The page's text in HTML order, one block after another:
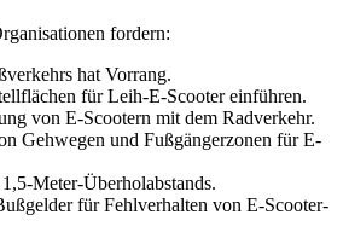
fordern:
hat Vorrang.
für Leih-E-Scooter einführen.
von E-Scootern mit dem Radverkehr.
Gehwegen und Fußgängerzonen für E-
Meter-Überholabstands.
für Fehlverhalten von E-Scooter-